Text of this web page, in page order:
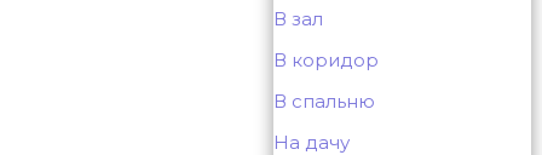
В зал
В коридор
В спальню
На дачу